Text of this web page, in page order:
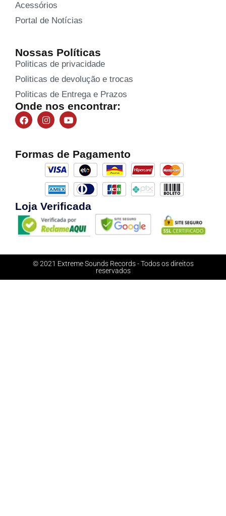
Acessórios
Portal de Notícias
Nossas Políticas
Politicas de privacidade
Politicas de devolução e trocas
Politicas de Entrega e Prazos
Onde nos encontrar:
Formas de Pagamento
Loja Verificada
© 2021 Extreme Sounds Records - Todos os direitos
reservados